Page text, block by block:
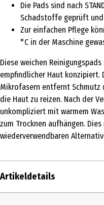
Die Pads sind nach
Schadstoffe geprüft
Zur einfachen Pflege
°C in der Maschine
Diese weichen
empfindlicher Haut konzipiert.
Mikrofasern entfernt Schmutz
die Haut zu reizen. Nach der
unkompliziert mit warmem
zum Trocknen aufhängen.
wiederverwendbaren
Artikeldetails